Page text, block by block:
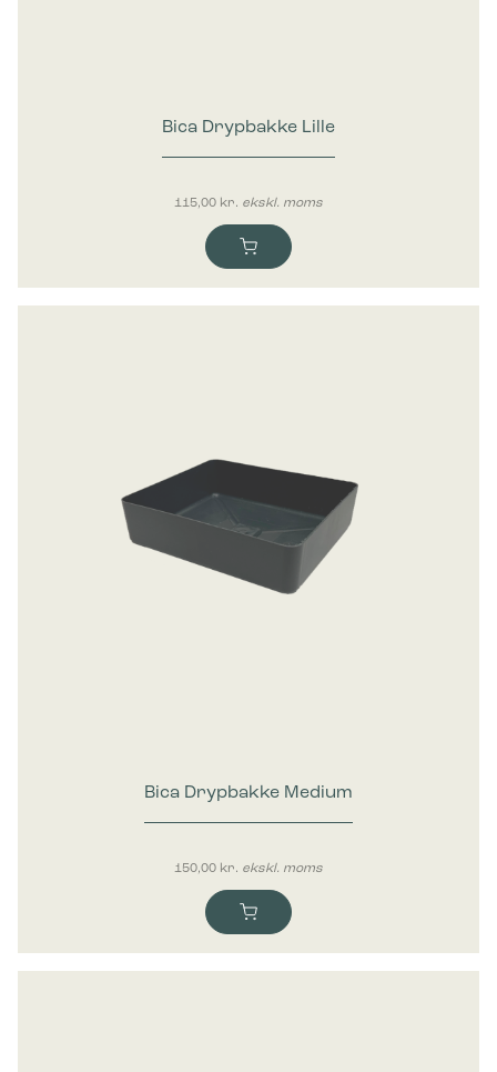
Bica Drypbakke Lille
115,00 kr. ekskl. moms
Bica Drypbakke Medium
150,00 kr. ekskl. moms